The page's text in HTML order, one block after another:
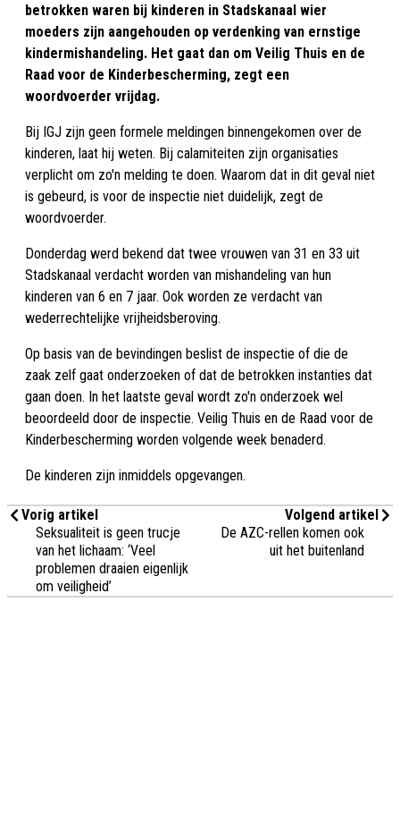
betrokken waren bij kinderen in Stadskanaal wier
moeders zijn aangehouden op verdenking van ernstige
kindermishandeling. Het gaat dan om Veilig Thuis en de
Raad voor de Kinderbescherming, zegt een
woordvoerder vrijdag.
Bij IGJ zijn geen formele meldingen binnengekomen over de
kinderen, laat hij weten. Bij calamiteiten zijn organisaties
verplicht om zo'n melding te doen. Waarom dat in dit geval niet
is gebeurd, is voor de inspectie niet duidelijk, zegt de
woordvoerder.
Donderdag werd bekend dat twee vrouwen van 31 en 33 uit
Stadskanaal verdacht worden van mishandeling van hun
kinderen van 6 en 7 jaar. Ook worden ze verdacht van
wederrechtelijke vrijheidsberoving.
Op basis van de bevindingen beslist de inspectie of die de
zaak zelf gaat onderzoeken of dat de betrokken instanties dat
gaan doen. In het laatste geval wordt zo'n onderzoek wel
beoordeeld door de inspectie. Veilig Thuis en de Raad voor de
Kinderbescherming worden volgende week benaderd.
De kinderen zijn inmiddels opgevangen.
Vorig artikel
Seksualiteit is geen trucje
van het lichaam: ‘Veel
problemen draaien eigenlijk
om veiligheid’
Volgend artikel
De AZC-rellen komen ook
uit het buitenland